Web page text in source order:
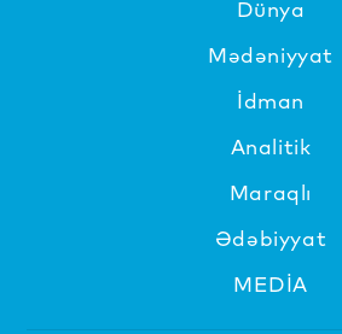
Dünya
Mədəniyyat
İdman
Analitik
Maraqlı
Ədəbiyyat
MEDİA